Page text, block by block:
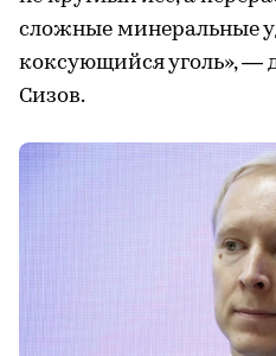
сложные минеральные
коксующийся уголь», —
Сизов.